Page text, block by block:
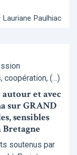
Lauriane Paulhiac
coopération, (…)
et avec
sur GRAND
sensibles
soutenus par